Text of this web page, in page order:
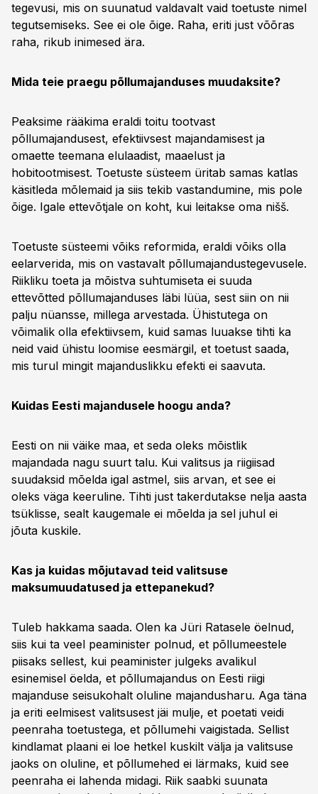
tegevusi, mis on suunatud valdavalt vaid toetuste nimel
tegutsemiseks. See ei ole õige. Raha, eriti just võõras
raha, rikub inimesed ära.
Mida teie praegu põllumajanduses muudaksite?
Peaksime rääkima eraldi toitu tootvast
põllumajandusest, efektiivsest majandamisest ja
omaette teemana elulaadist, maaelust ja
hobitootmisest. Toetuste süsteem üritab samas katlas
käsitleda mõlemaid ja siis tekib vastandumine, mis pole
õige. Igale ettevõtjale on koht, kui leitakse oma nišš.
Toetuste süsteemi võiks reformida, eraldi võiks olla
eelarverida, mis on vastavalt põllumajandustegevusele.
Riikliku toeta ja mõistva suhtumiseta ei suuda
ettevõtted põllumajanduses läbi lüüa, sest siin on nii
palju nüansse, millega arvestada. Ühistutega on
võimalik olla efektiivsem, kuid samas luuakse tihti ka
neid vaid ühistu loomise eesmärgil, et toetust saada,
mis turul mingit majanduslikku efekti ei saavuta.
Kuidas Eesti majandusele hoogu anda?
Eesti on nii väike maa, et seda oleks mõistlik
majandada nagu suurt talu. Kui valitsus ja riigiisad
suudaksid mõelda igal astmel, siis arvan, et see ei
oleks väga keeruline. Tihti just takerdutakse nelja aasta
tsüklisse, sealt kaugemale ei mõelda ja sel juhul ei
jõuta kuskile.
Kas ja kuidas mõjutavad teid valitsuse
maksumuudatused ja ettepanekud?
Tuleb hakkama saada. Olen ka Jüri Ratasele öelnud,
siis kui ta veel peaminister polnud, et põllumeestele
piisaks sellest, kui peaminister julgeks avalikul
esinemisel öelda, et põllumajandus on Eesti riigi
majanduse seisukohalt oluline majandusharu. Aga täna
ja eriti eelmisest valitsusest jäi mulje, et poetati veidi
peenraha toetustega, et põllumehi vaigistada. Sellist
kindlamat plaani ei loe hetkel kuskilt välja ja valitsuse
jaoks on oluline, et põllumehed ei lärmaks, kuid see
peenraha ei lahenda midagi. Riik saabki suunata